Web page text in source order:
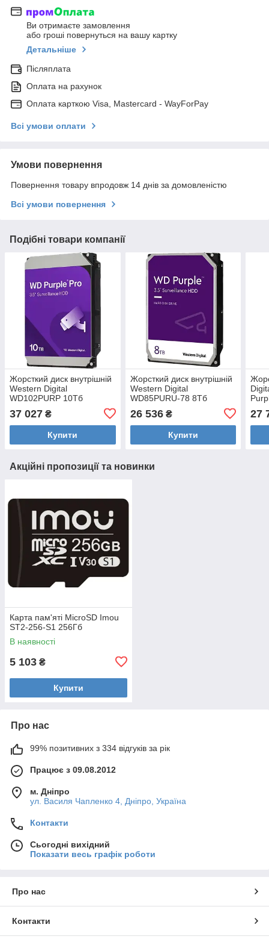
Ви отримаєте замовлення
або гроші повернуться на вашу картку
Детальніше
Післяплата
Оплата на рахунок
Оплата карткою Visa, Mastercard - WayForPay
Всі умови оплати
Умови повернення
Повернення товару впродовж 14 днів за домовленістю
Всі умови повернення
Подібні товари компанії
Жорсткий диск внутрішній
Western Digital
WD102PURP 10Тб
37 027 ₴
Купити
Жорсткий диск внутрішній
Western Digital
WD85PURU-78 8Тб
26 536₴
Купити
27
Акційні пропозиції та новинки
Карта пам'яті MicroSD Imou
ST2-256-S1 256Гб
В наявності
5 103 ₴
Купити
Про нас
99% позитивних з 334 відгуків за рік
Працює з 09.08.2012
м. Дніпро
ул. Василя Чапленко 4, Дніпро, Україна
Контакти
Сьогодні вихідний
Показати весь графік роботи
Про нас
Контакти